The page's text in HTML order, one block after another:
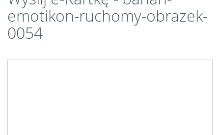
emotikon-ruchomy-obrazek-
0054